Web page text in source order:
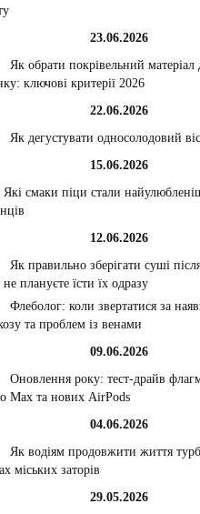
23.06.2026
Як обрати покрівельний матеріал
ключові критерії 2026
22.06.2026
Як дегустувати односолодовий
15.06.2026
Які смаки піци стали
12.06.2026
Як правильно зберігати суші
плануєте їсти їх одразу
Флеболог: коли звертатися за
та проблем із венами
09.06.2026
Оновлення року: тест-драйв
Max та нових AirPods
04.06.2026
Як водіям продовжити життя
міських заторів
29.05.2026